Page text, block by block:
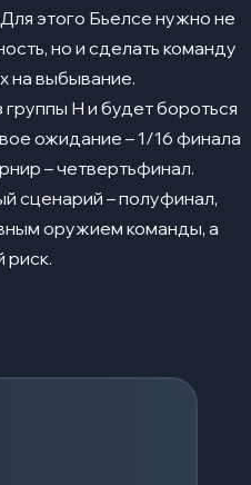
этого Бьелсе нужно не
но и сделать команду
на выбывание.
H и будет бороться
ожидание – 1/16 финала
– четвертьфинал.
сценарий – полуфинал,
оружием команды, а
риск.